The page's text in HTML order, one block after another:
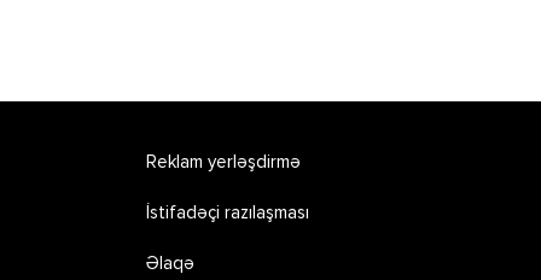
Reklam yerləşdirmə
İstifadəçi razılaşması
Əlaqə